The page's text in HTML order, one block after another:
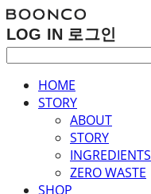
LOG IN 로그인
HOME
STORY
ABOUT
STORY
INGREDIENTS
ZERO WASTE
SHOP